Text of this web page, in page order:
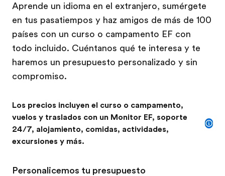
Quiénes somos
Trabajos
Únete al equipo
Aprende un idioma en el extranjero, sumérgete
en tus pasatiempos y haz amigos de más de 100
países con un curso o campamento EF con
todo incluido. Cuéntanos qué te interesa y te
haremos un presupuesto personalizado y sin
compromiso.
Los precios incluyen el curso o campamento,
vuelos y traslados con un Monitor EF, soporte
24/7, alojamiento, comidas, actividades,
excursiones y más.
Personalicemos tu presupuesto